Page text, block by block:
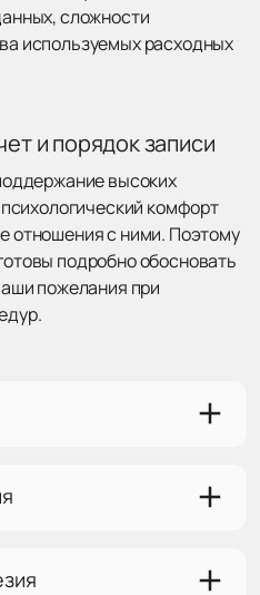
сложности
используемых расходных
и порядок записи
высоких
комфорт
отношения с ними. Поэтому
подробно обосновать
пожелания при